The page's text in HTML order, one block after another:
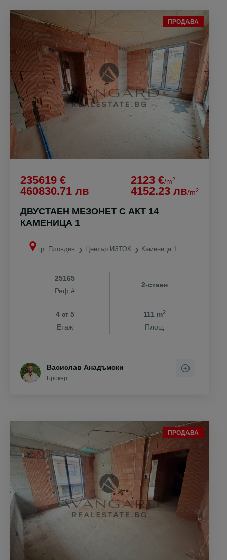
ПРОДАВА
235619 €
460830.71 лв
2123 €/m2
4152.23 лв/m2
ДВУСТАЕН МЕЗОНЕТ С АКТ 14
КАМЕНИЦА 1
гр. Пловдив Център ИЗТОК Каменица 1
25165
Реф #
2-стаен
4 от5
Етаж
111 m2
Площ
Васислав Анадъмски
Брокер
ПРОДАВА